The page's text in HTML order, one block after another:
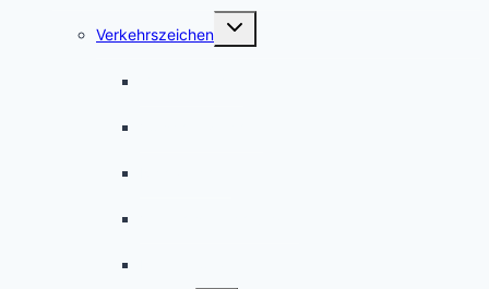
Verkehrszeichen
Untermenü
umschalten